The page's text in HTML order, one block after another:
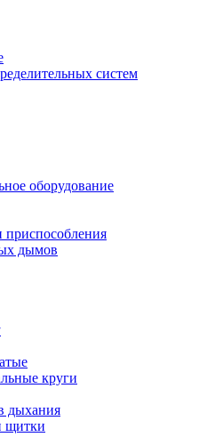
систем
оборудование
дымов
круги
дыхания
щитки